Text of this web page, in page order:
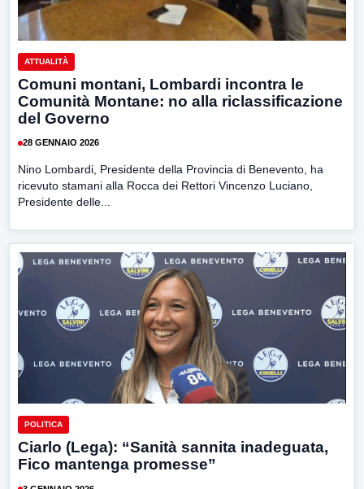
ATTUALITÀ
Comuni montani, Lombardi incontra le
Comunità Montane: no alla riclassificazione
del Governo
28 GENNAIO 2026
Nino Lombardi, Presidente della Provincia di Benevento, ha
ricevuto stamani alla Rocca dei Rettori Vincenzo Luciano,
Presidente delle...
POLITICA
Ciarlo (Lega): “Sanità sannita inadeguata,
Fico mantenga promesse”